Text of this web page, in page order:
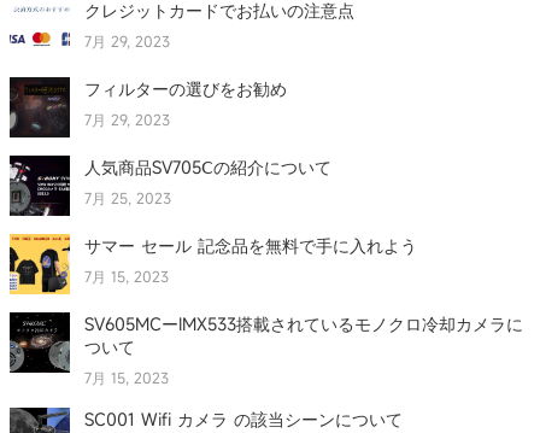
クレジットカードでお払いの注意点
7月 29, 2023
フィルターの選びをお勧め
7月 29, 2023
人気商品SV705Ⅽの紹介について
7月 25, 2023
サマー セール 記念品を無料で手に入れよう
7月 15, 2023
SV605MCーIMX533搭載されているモノクロ冷却カメラに
ついて
7月 15, 2023
SC001 Wifi カメラ の該当シーンについて